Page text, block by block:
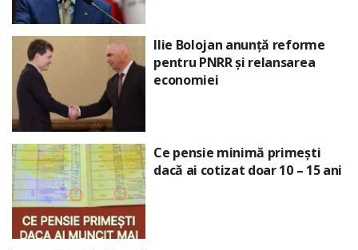
Ilie Bolojan anunță reforme
pentru PNRR și relansarea
economiei
Ce pensie minimă primești
dacă ai cotizat doar 10 – 15 ani